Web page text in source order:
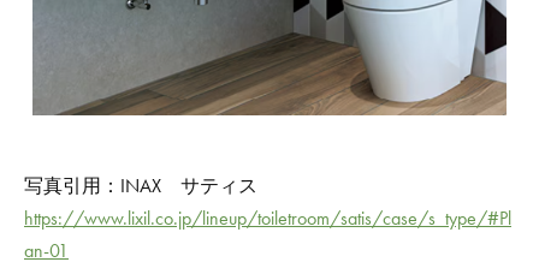
写真引用：INAX サティス
https://www.lixil.co.jp/lineup/toiletroom/satis/case/s_type/#Pl
an-01